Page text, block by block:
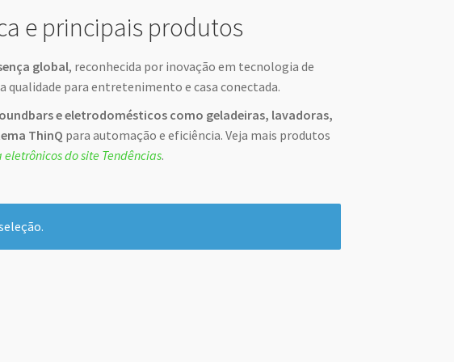
e principais produtos
global, reconhecida por inovação em tecnologia de
para entretenimento e casa conectada.
e eletrodomésticos como geladeiras, lavadoras,
ThinQ para automação e eficiência. Veja mais produtos
do site Tendências.